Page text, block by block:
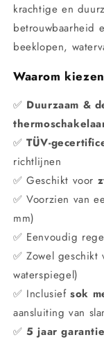
krachtige en
betrouwbaarheid
beeklopen,
Waarom
✅ Duurzaam &
✅TÜV-
richtlijnen
✅ Geschikt voor
✅ Voorzien van
mm)
✅ Eenvoudig
✅ Zowel geschikt
waterspiegel)
✅ Inclusiefsok
aansluiting van
✅5 jaar garantie